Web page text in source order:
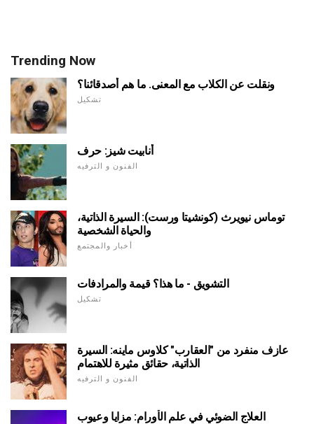
Trending Now
ونقلت عن الكلاب مع المعنى. ما هم أصدقائنا؟
تشكيل
أنابيت شيز: حرف
الفنون و الترفيه
توماس نيويرث (كونشيتا ورست): السيرة الذاتية،
والحياة الشخصية
أخبار والمجتمع
التشويق - ما هذا؟ قيمة والمرادفات
تشكيل
عازف منفرد من "العقارب" كلاوس ماينه: السيرة
الذاتية، حقائق مثيرة للاهتمام
الفنون و الترفيه
العلاج الضوئي في علم الأورام: مزايا وعيوب